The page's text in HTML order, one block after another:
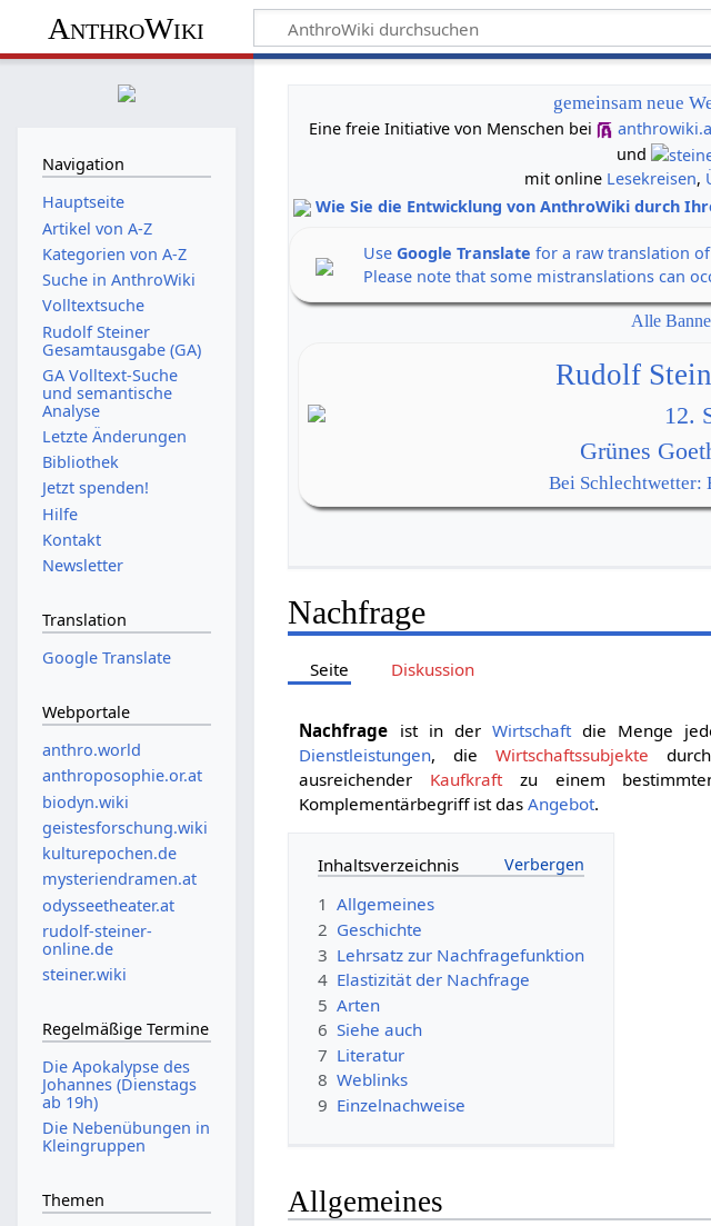
AnthroWiki
gemeinsam neue
Eine freie Initiative von Menschen bei
und
mit online Lesekreisen,
Wie Sie die Entwicklung von AnthroWiki durch
UseGoogle Translate for a raw translation
Please note that some mistranslations can
Alle
Rudolf
12.
Grünes
Bei Schlechtwetter:
Nachfrage
Seite Diskussion
Nachfrage ist in der Wirtschaftdie Menge
Dienstleistungen, die Wirtschaftssubjekte
ausreichender Kaufkraftzu einem
Komplementärbegriff ist dasAngebot.
Inhaltsverzeichnis
1 Allgemeines
2 Geschichte
3 Lehrsatz zur Nachfragefunktion
4 Elastizität der Nachfrage
5 Arten
6 Siehe auch
7 Literatur
8 Weblinks
9 Einzelnachweise
Allgemeines
Navigation
Hauptseite
Artikel von A-Z
Kategorien von A-Z
Suche in AnthroWiki
Volltextsuche
Rudolf Steiner
Gesamtausgabe (GA)
GA Volltext-Suche
und semantische
Analyse
Letzte Änderungen
Bibliothek
Jetzt spenden!
Hilfe
Kontakt
Newsletter
Translation
Google Translate
Webportale
anthro.world
anthroposophie.or.at
biodyn.wiki
geistesforschung.wiki
kulturepochen.de
mysteriendramen.at
odysseetheater.at
rudolf-steiner-
online.de
steiner.wiki
Regelmäßige Termine
Die Apokalypse des
Johannes (Dienstags
ab 19h)
Die Nebenübungen in
Kleingruppen
Themen